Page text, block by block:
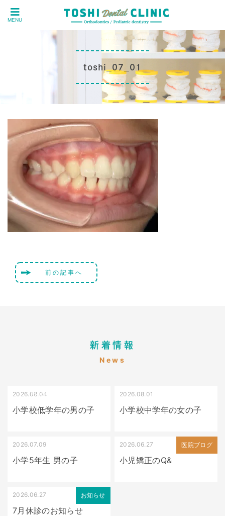
MENU
toshi_07_01
前の記事へ
新着情報
News
受け口（しゃくれている）
2026.08.04
小学校低学年の男の子
2026.08.01
小学校中学年の女の子
2026.07.09
小学5年生 男の子
医院ブログ
2026.06.27
小児矯正のQ&
お知らせ
2026.06.27
7月休診のお知らせ